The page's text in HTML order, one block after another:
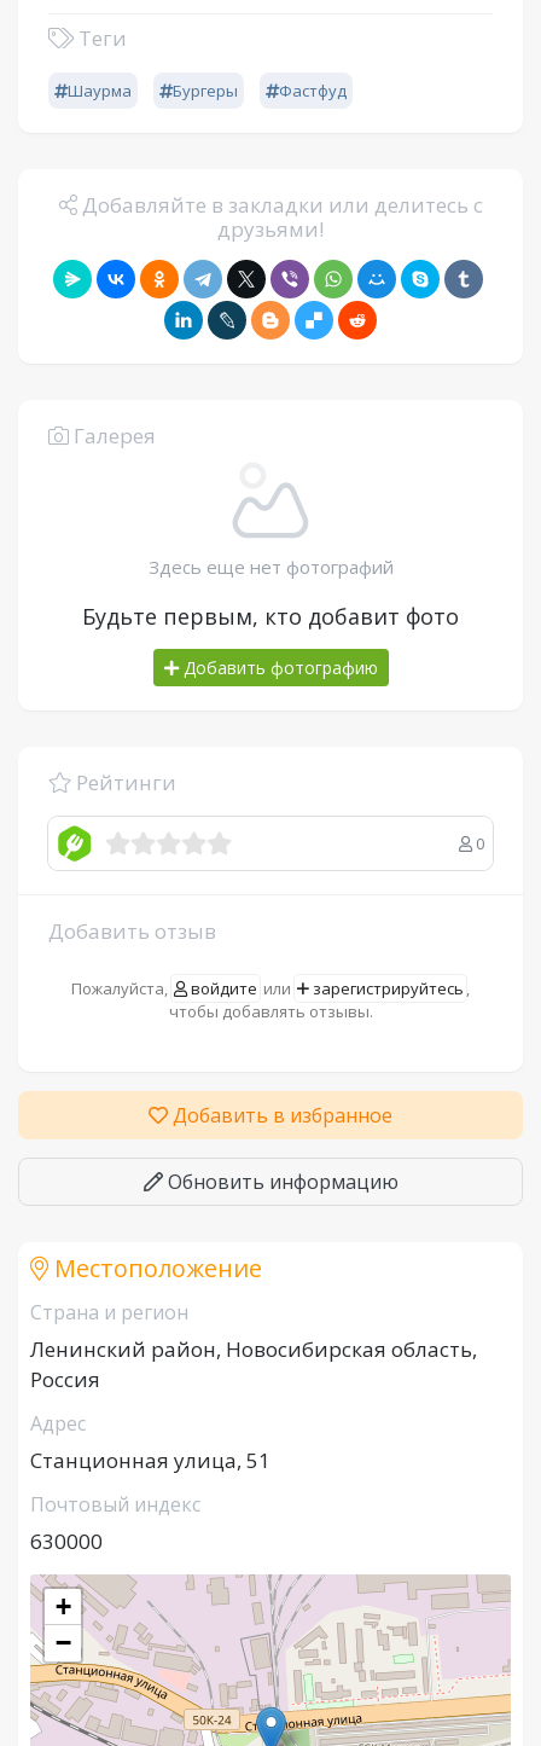
Теги
Шаурма Бургеры Фастфуд
Добавляйте в закладки или делитесь с
друзьями!
Галерея
Здесь еще нет фотографий
Будьте первым, кто добавит фото
Добавить фотографию
Рейтинги
0
Добавить отзыв
Пожалуйста, войдите или зарегистрируйтесь ,
чтобы добавлять отзывы.
Добавить в избранное
Обновить информацию
Местоположение
Страна и регион
Ленинский район, Новосибирская область,
Россия
Адрес
Станционная улица, 51
Почтовый индекс
630000
+
−